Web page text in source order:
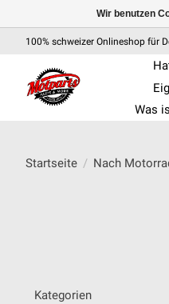
100% schweizer Onlineshop für
Was
Startseite / Nach
Kategorien
Wir benutzen